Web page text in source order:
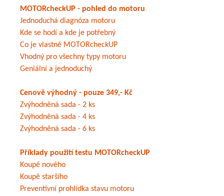
MOTORcheckUP - pohled do motoru
Jednoduchá diagnóza motoru
Kde se hodí a kde je potřebný
Co je vlastně MOTORcheckUP
Vhodný pro všechny typy motoru
Geniální a jednoduchý
Cenově výhodný - pouze 349,- Kč
Zvýhodněná sada - 2 ks
Zvýhodněná sada - 4 ks
Zvýhodněná sada - 6 ks
Příklady použití testu MOTORcheckUP
Koupě nového
Koupě staršího
Preventivní prohlídka stavu motoru